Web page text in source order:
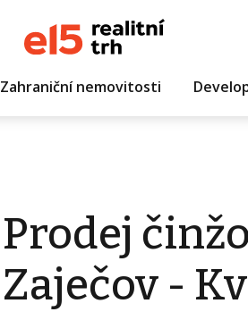
Zahraniční nemovitosti
Prodej
Zaječov -